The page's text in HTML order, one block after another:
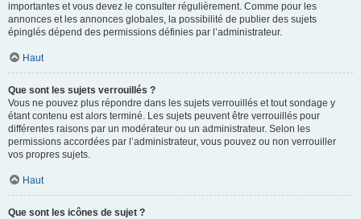
importantes et vous devez le consulter régulièrement. Comme pour les
annonces et les annonces globales, la possibilité de publier des sujets
épinglés dépend des permissions définies par l’administrateur.
Haut
Que sont les sujets verrouillés ?
Vous ne pouvez plus répondre dans les sujets verrouillés et tout sondage y
étant contenu est alors terminé. Les sujets peuvent être verrouillés pour
différentes raisons par un modérateur ou un administrateur. Selon les
permissions accordées par l’administrateur, vous pouvez ou non verrouiller
vos propres sujets.
Haut
Que sont les icônes de sujet ?